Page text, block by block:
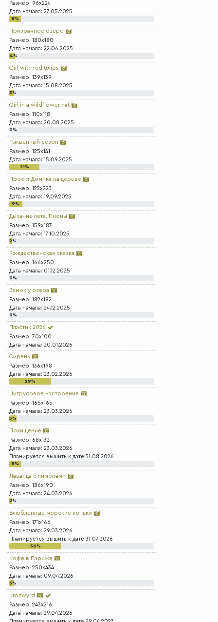
Размер: 96x224
Дата начала: 27.05.2025
8%
Призрачное озеро
Размер: 180x180
Дата начала: 22.06.2025
4%
Girl with red tulips
Размер: 139x139
Дата начала: 15.08.2025
3%
Girl in a wildflower hat
Размер: 110x118
Дата начала: 20.08.2025
0%
Тыквенный сезон
Размер: 125x141
Дата начала: 15.09.2025
21%
Проект Домика на дереве
Размер: 122x223
Дата начала: 19.09.2025
9%
Дыхание лета. Пионы
Размер: 159x187
Дата начала: 17.10.2025
2%
Рождественская сказка
Размер: 166x250
Дата начала: 01.12.2025
0%
Замок у озера
Размер: 182x182
Дата начала: 24.12.2025
0%
Пластик 2026
Размер: 70x100
Дата начала: 20.01.2026
Сирень
Размер: 136x198
Дата начала: 23.02.2026
29%
Цитрусовое настроение
Размер: 165x165
Дата начала: 23.03.2026
5%
Похищение
Размер: 68x132
Дата начала: 23.03.2026
Планируется вышить к дате:31.08.2026
8%
Лаванда с лимонами
Размер: 186x190
Дата начала: 24.03.2026
2%
Влюбленные морские коньки
Размер: 171x166
Дата начала: 29.03.2026
Планируется вышить к дате:31.07.2026
36%
Кофе в Париже
Размер: 250x434
Дата начала: 09.04.2026
3%
Krozwyrd
Размер: 243x216
Дата начала: 29.04.2026